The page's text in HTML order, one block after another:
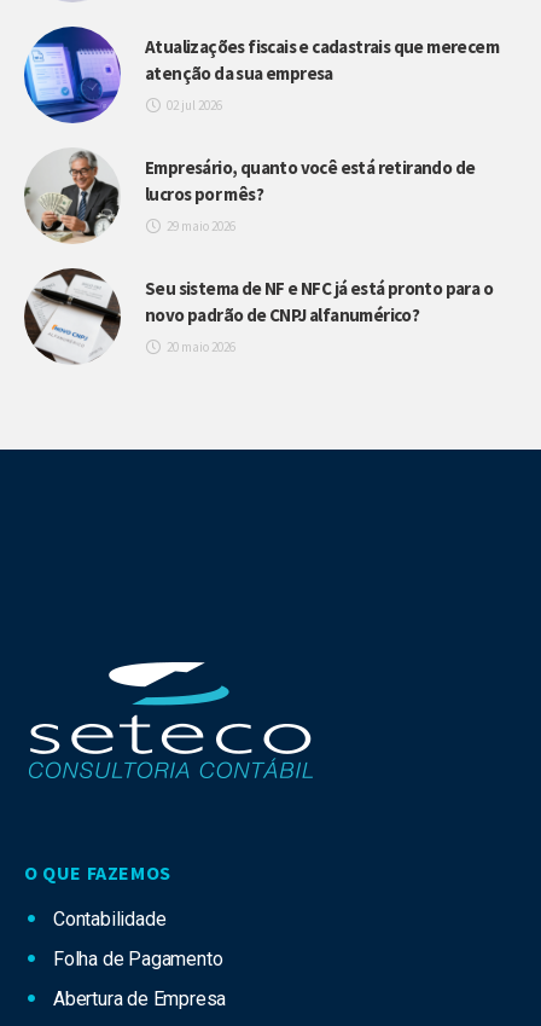
Atualizações fiscais e cadastrais que merecem
atenção da sua empresa
02 jul 2026
Empresário, quanto você está retirando de
lucros por mês?
29 maio 2026
Seu sistema de NF e NFC já está pronto para o
novo padrão de CNPJ alfanumérico?
20 maio 2026
O QUE FAZEMOS
Contabilidade
Folha de Pagamento
Abertura de Empresa